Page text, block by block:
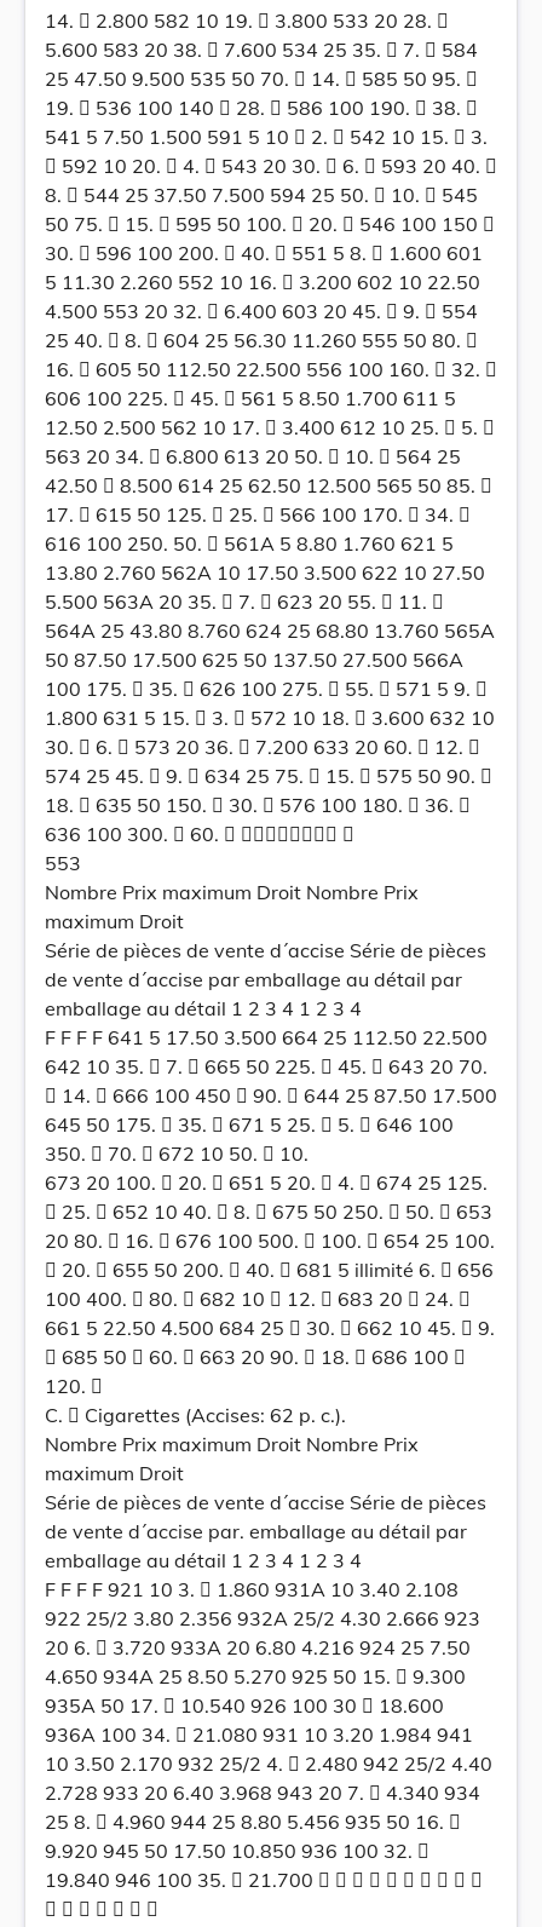
14.  2.800 582 10 19.  3.800 533 20 28. 
5.600 583 20 38.  7.600 534 25 35.  7.  584
25 47.50 9.500 535 50 70.  14.  585 50 95. 
19.  536 100 140  28.  586 100 190.  38. 
541 5 7.50 1.500 591 5 10  2.  542 10 15.  3.
 592 10 20.  4.  543 20 30.  6.  593 20 40. 
8.  544 25 37.50 7.500 594 25 50.  10.  545
50 75.  15.  595 50 100.  20.  546 100 150 
30.  596 100 200.  40.  551 5 8.  1.600 601
5 11.30 2.260 552 10 16.  3.200 602 10 22.50
4.500 553 20 32.  6.400 603 20 45.  9.  554
25 40.  8.  604 25 56.30 11.260 555 50 80. 
16.  605 50 112.50 22.500 556 100 160.  32. 
606 100 225.  45.  561 5 8.50 1.700 611 5
12.50 2.500 562 10 17.  3.400 612 10 25.  5. 
563 20 34.  6.800 613 20 50.  10.  564 25
42.50  8.500 614 25 62.50 12.500 565 50 85. 
17.  615 50 125.  25.  566 100 170.  34. 
616 100 250. 50.  561A 5 8.80 1.760 621 5
13.80 2.760 562A 10 17.50 3.500 622 10 27.50
5.500 563A 20 35.  7.  623 20 55.  11. 
564A 25 43.80 8.760 624 25 68.80 13.760 565A
50 87.50 17.500 625 50 137.50 27.500 566A
100 175.  35.  626 100 275.  55.  571 5 9. 
1.800 631 5 15.  3.  572 10 18.  3.600 632 10
30.  6.  573 20 36.  7.200 633 20 60.  12. 
574 25 45.  9.  634 25 75.  15.  575 50 90. 
18.  635 50 150.  30.  576 100 180.  36. 
636 100 300.  60.   
553
Nombre Prix maximum Droit Nombre Prix
maximum Droit
Série de pièces de vente d´accise Série de pièces
de vente d´accise par emballage au détail par
emballage au détail 1 2 3 4 1 2 3 4
F F F F 641 5 17.50 3.500 664 25 112.50 22.500
642 10 35.  7.  665 50 225.  45.  643 20 70.
 14.  666 100 450  90.  644 25 87.50 17.500
645 50 175.  35.  671 5 25.  5.  646 100
350.  70.  672 10 50.  10.
673 20 100.  20.  651 5 20.  4.  674 25 125.
 25.  652 10 40.  8.  675 50 250.  50.  653
20 80.  16.  676 100 500.  100.  654 25 100.
 20.  655 50 200.  40.  681 5 illimité 6.  656
100 400.  80.  682 10  12.  683 20  24. 
661 5 22.50 4.500 684 25  30.  662 10 45.  9.
 685 50  60.  663 20 90.  18.  686 100 
120. 
C.  Cigarettes (Accises: 62 p. c.).
Nombre Prix maximum Droit Nombre Prix
maximum Droit
Série de pièces de vente d´accise Série de pièces
de vente d´accise par. emballage au détail par
emballage au détail 1 2 3 4 1 2 3 4
F F F F 921 10 3.  1.860 931A 10 3.40 2.108
922 25/2 3.80 2.356 932A 25/2 4.30 2.666 923
20 6.  3.720 933A 20 6.80 4.216 924 25 7.50
4.650 934A 25 8.50 5.270 925 50 15.  9.300
935A 50 17.  10.540 926 100 30  18.600
936A 100 34.  21.080 931 10 3.20 1.984 941
10 3.50 2.170 932 25/2 4.  2.480 942 25/2 4.40
2.728 933 20 6.40 3.968 943 20 7.  4.340 934
25 8.  4.960 944 25 8.80 5.456 935 50 16. 
9.920 945 50 17.50 10.850 936 100 32. 
19.840 946 100 35.  21.700          
      